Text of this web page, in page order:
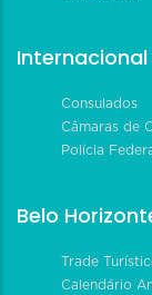
Consulados
Câmaras de
Polícia
Belo
Trade
Calendário